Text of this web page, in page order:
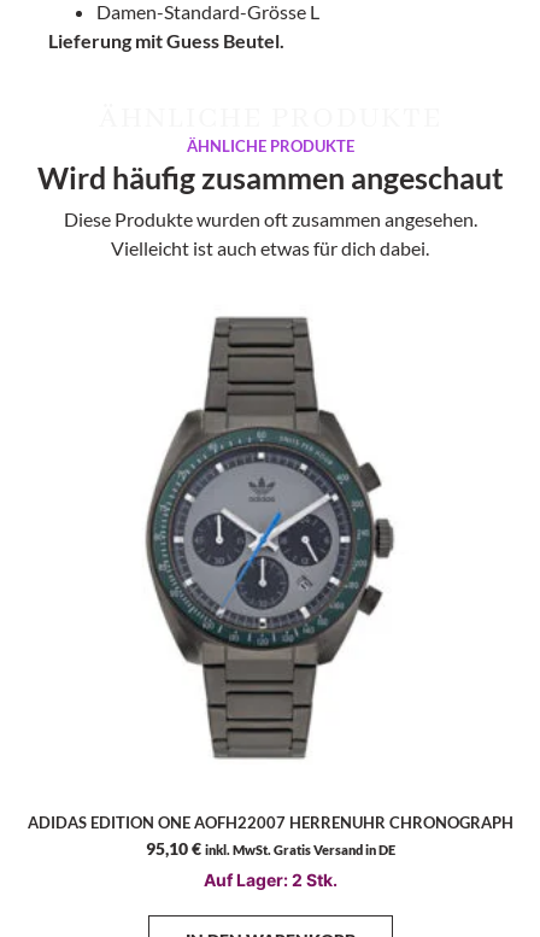
Damen-Standard-Grösse L
Lieferung mit Guess Beutel.
ÄHNLICHE PRODUKTE
Wird häufig zusammen angeschaut
Diese Produkte wurden oft zusammen angesehen.
Vielleicht ist auch etwas für dich dabei.
ADIDAS EDITION ONE AOFH22007 HERRENUHR CHRONOGRAPH
95,10€ inkl. MwSt. Gratis Versand in DE
Auf Lager: 2 Stk.